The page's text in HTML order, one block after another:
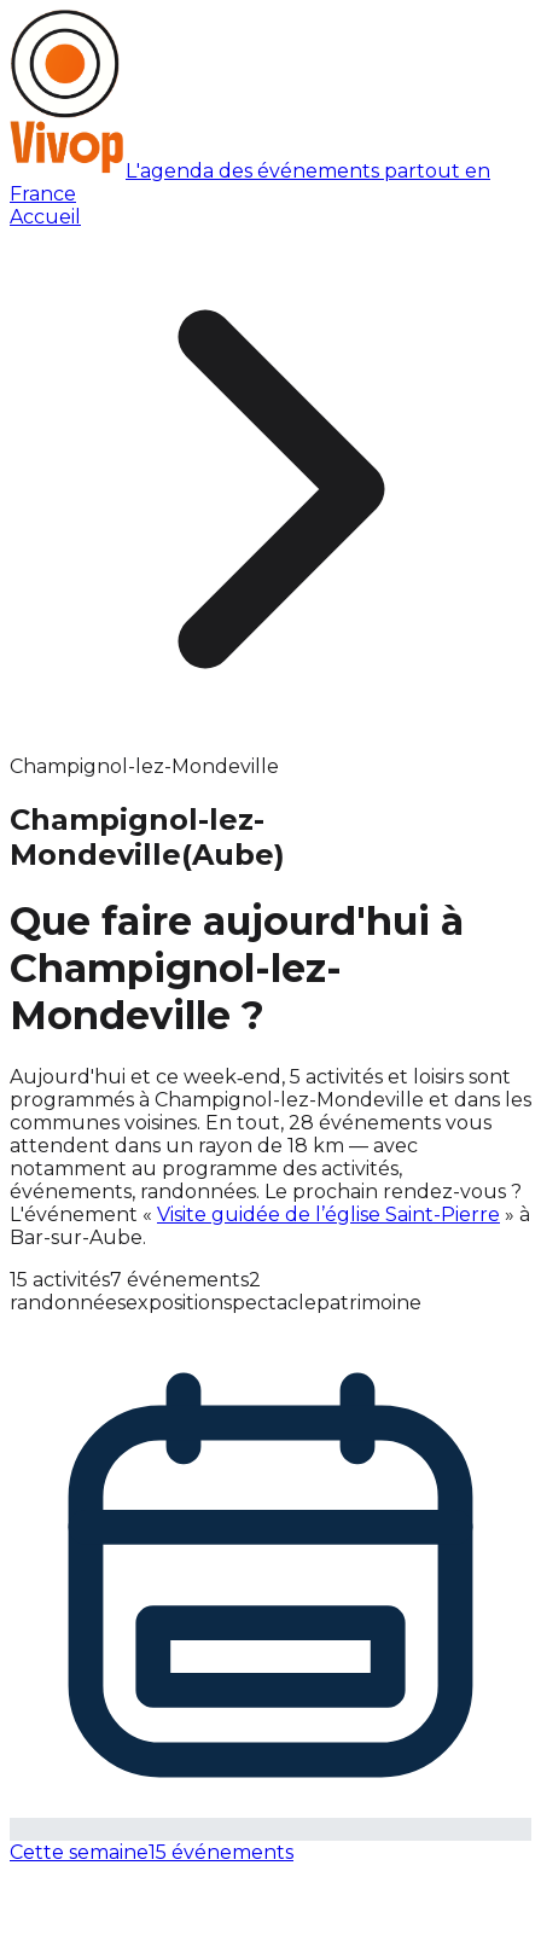
L'agenda des événements partout en
France
Accueil
Champignol-lez-Mondeville
Champignol-lez-
Mondeville(Aube)
Que faire aujourd'hui à
Champignol-lez-
Mondeville ?
Aujourd'hui et ce week‑end, 5 activités et loisirs sont
programmés à Champignol-lez-Mondeville et dans les
communes voisines. En tout, 28 événements vous
attendent dans un rayon de 18 km — avec
notamment au programme des activités,
événements, randonnées. Le prochain rendez-vous ?
L'événement « Visite guidée de l’église Saint-Pierre » à
Bar-sur-Aube.
15 activités7 événements2
randonnéesexpositionspectaclepatrimoine
Cette semaine15 événements